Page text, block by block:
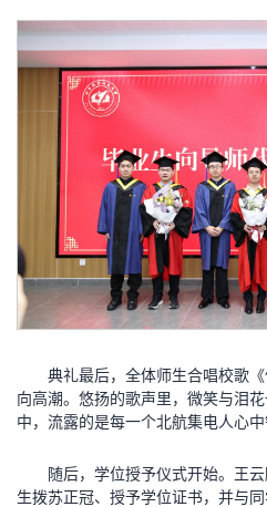
典礼最后，全体师生合唱校歌
向高潮。悠扬的歌声里，微笑与泪
中，流露的是每一个北航集电人心中
随后，学位授予仪式开始。王
生拨苏正冠、授予学位证书，并与